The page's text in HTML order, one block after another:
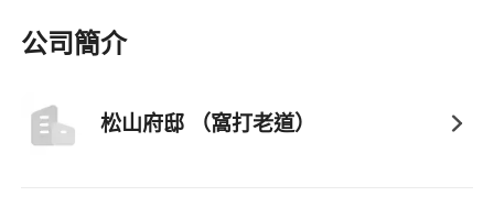
公司簡介
松山府邸 （窩打老道）